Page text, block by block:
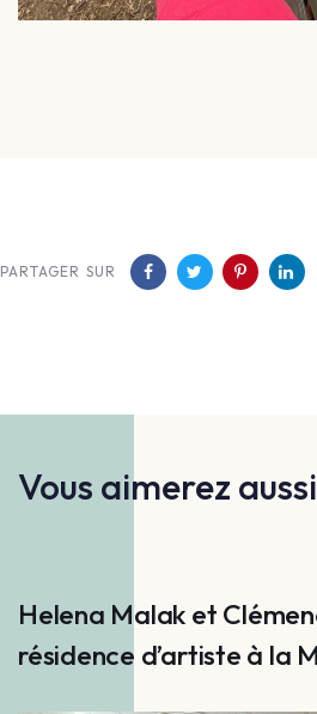
PARTAGER SUR
Vous aimerez aussi
Helena Malak et
résidence d’artiste à la